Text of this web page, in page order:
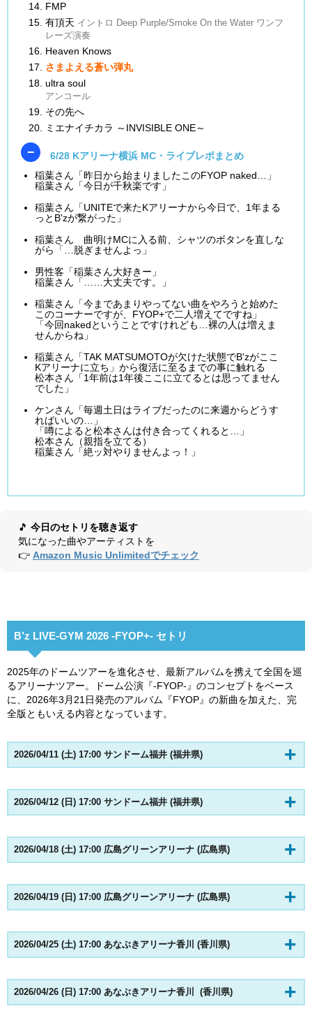
FMP
有頂天 イントロ Deep Purple/Smoke On the Water ワンフ
レーズ演奏
Heaven Knows
さまよえる蒼い弾丸
ultra soul
アンコール
その先へ
ミエナイチカラ ～INVISIBLE ONE～
6/28 Kアリーナ横浜 MC・ライブレポまとめ
稲葉さん「昨日から始まりましたこのFYOP naked…」
稲葉さん「今日が千秋楽です」
稲葉さん「UNITEで来たKアリーナから今日で、1年まる
っとB'zが繋がった」
稲葉さん 曲明けMCに入る前、シャツのボタンを直しな
がら「…脱ぎませんよっ」
男性客「稲葉さん大好きー」
稲葉さん「……大丈夫です。」
稲葉さん「今まであまりやってない曲をやろうと始めた
このコーナーですが、FYOP+で二人増えてですね」
「今回nakedということですけれども…裸の人は増えま
せんからね」
稲葉さん「TAK MATSUMOTOが欠けた状態でB'zがここ
Kアリーナに立ち」から復活に至るまでの事に触れる
松本さん「1年前は1年後ここに立てるとは思ってません
でした」
ケンさん「毎週土日はライブだったのに来週からどうす
ればいいの…」
「噂によると松本さんは付き合ってくれると…」
松本さん（親指を立てる）
稲葉さん「絶ッ対やりませんよっ！」
🎵 今日のセトリを聴き返す
気になった曲やアーティストを
👉 Amazon Music Unlimitedでチェック
B’z LIVE-GYM 2026 -FYOP+- セトリ
2025年のドームツアーを進化させ、最新アルバムを携えて全国を巡
るアリーナツアー。ドーム公演『-FYOP-』のコンセプトをベース
に、2026年3月21日発売のアルバム『FYOP』の新曲を加えた、完
全版ともいえる内容となっています。
2026/04/11 (土) 17:00 サンドーム福井 (福井県)
2026/04/12 (日) 17:00 サンドーム福井 (福井県)
2026/04/18 (土) 17:00 広島グリーンアリーナ (広島県)
2026/04/19 (日) 17:00 広島グリーンアリーナ (広島県)
2026/04/25 (土) 17:00 あなぶきアリーナ香川 (香川県)
2026/04/26 (日) 17:00 あなぶきアリーナ香川 (香川県)